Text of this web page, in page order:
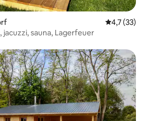
Évaluation
4,7 (33)
jacuzzi, sauna, Lagerfeuer